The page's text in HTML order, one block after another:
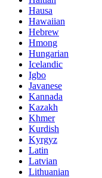
Hausa
Hawaiian
Hebrew
Hmong
Hungarian
Icelandic
Igbo
Javanese
Kannada
Kazakh
Khmer
Kurdish
Kyrgyz
Latin
Latvian
Lithuanian